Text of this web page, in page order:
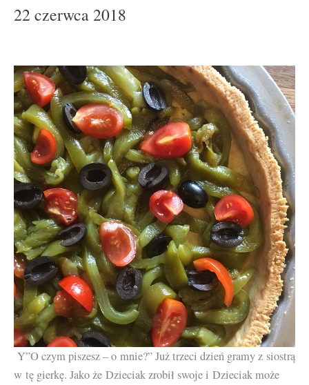
22 czerwca 2018
Y”O czym piszesz – o mnie?” Już trzeci dzień gramy z siostrą
w tę gierkę. Jako że Dzieciak zrobił swoje i Dzieciak może